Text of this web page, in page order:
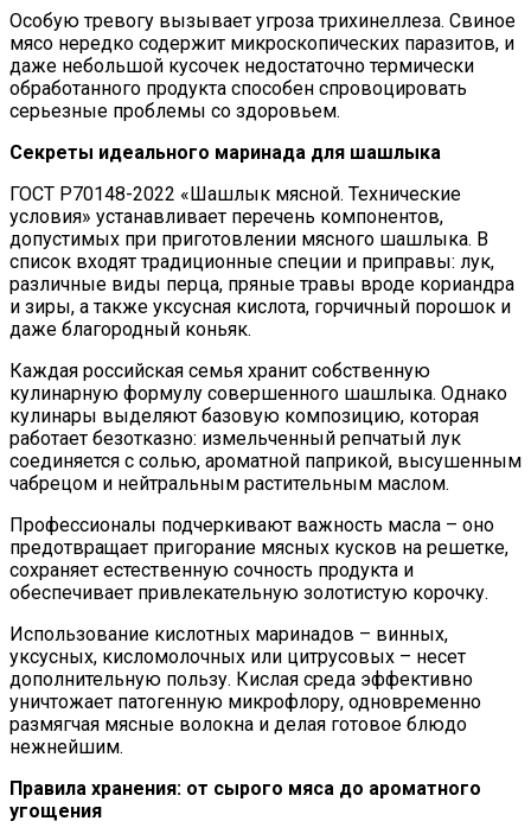
Особую тревогу вызывает угроза трихинеллеза. Свиное
мясо нередко содержит микроскопических паразитов, и
даже небольшой кусочек недостаточно термически
обработанного продукта способен спровоцировать
серьезные проблемы со здоровьем.
Секреты идеального маринада для шашлыка
ГОСТ Р70148-2022 «Шашлык мясной. Технические
условия» устанавливает перечень компонентов,
допустимых при приготовлении мясного шашлыка. В
список входят традиционные специи и приправы: лук,
различные виды перца, пряные травы вроде кориандра
и зиры, а также уксусная кислота, горчичный порошок и
даже благородный коньяк.
Каждая российская семья хранит собственную
кулинарную формулу совершенного шашлыка. Однако
кулинары выделяют базовую композицию, которая
работает безотказно: измельченный репчатый лук
соединяется с солью, ароматной паприкой, высушенным
чабрецом и нейтральным растительным маслом.
Профессионалы подчеркивают важность масла – оно
предотвращает пригорание мясных кусков на решетке,
сохраняет естественную сочность продукта и
обеспечивает привлекательную золотистую корочку.
Использование кислотных маринадов – винных,
уксусных, кисломолочных или цитрусовых – несет
дополнительную пользу. Кислая среда эффективно
уничтожает патогенную микрофлору, одновременно
размягчая мясные волокна и делая готовое блюдо
нежнейшим.
Правила хранения: от сырого мяса до ароматного
угощения